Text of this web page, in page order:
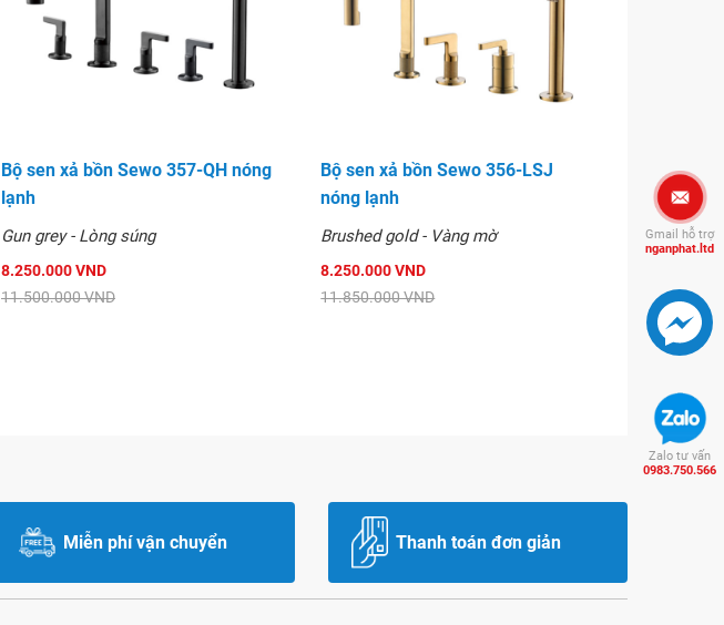
Bộ sen xả bồn Sewo 357-QH nóng
lạnh
Gun grey - Lòng súng
8.250.000 VND
11.500.000 VND
Bộ sen xả bồn Sewo 356-LSJ
nóng lạnh
Brushed gold - Vàng mờ
8.250.000 VND
11.850.000 VND
Miễn phí vận chuyển Thanh toán đơn giản
Gmail hỗ trợ
nganphat.ltd
Zalo tư vấn
0983.750.566